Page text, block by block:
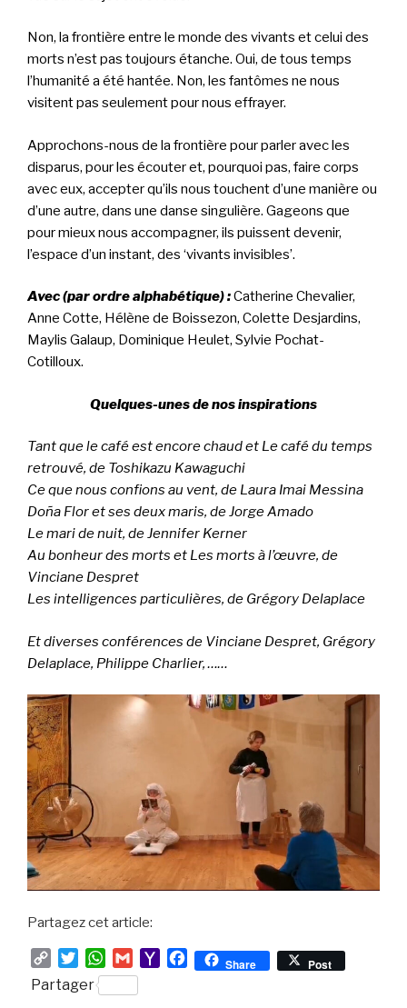
Non, la frontière entre le monde des vivants et celui des
morts n’est pas toujours étanche. Oui, de tous temps
l’humanité a été hantée. Non, les fantômes ne nous
visitent pas seulement pour nous effrayer.
Approchons-nous de la frontière pour parler avec les
disparus, pour les écouter et, pourquoi pas, faire corps
avec eux, accepter qu’ils nous touchent d’une manière ou
d’une autre, dans une danse singulière. Gageons que
pour mieux nous accompagner, ils puissent devenir,
l’espace d’un instant, des ‘vivants invisibles’.
Avec (par ordre alphabétique) :Catherine Chevalier,
Anne Cotte, Hélène de Boissezon, Colette Desjardins,
Maylis Galaup, Dominique Heulet, Sylvie Pochat-
Cotilloux.
Quelques-unes de nos inspirations
Tant que le café est encore chaud et Le café du temps
retrouvé, de Toshikazu Kawaguchi
Ce que nous confions au vent, de Laura Imai Messina
Doña Flor et ses deux maris, de Jorge Amado
Le mari de nuit, de Jennifer Kerner
Au bonheur des morts et Les morts à l’œuvre, de
Vinciane Despret
Les intelligences particulières, de Grégory Delaplace
Et diverses conférences de Vinciane Despret, Grégory
Delaplace, Philippe Charlier, ……
Partagez cet article:
o
W
h
a
m
a
Y
F
Share Post
Partager